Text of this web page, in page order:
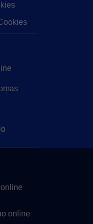
online